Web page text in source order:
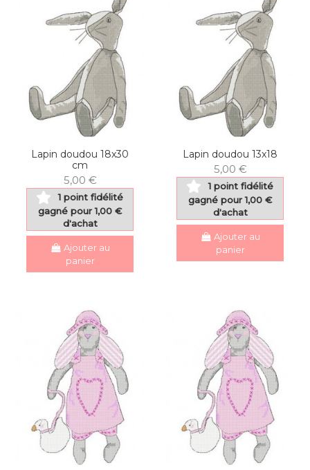
Lapin doudou 18x30
cm
5,00 €
1 point fidélité
gagné pour 1,00 €
d'achat
Ajouter au
panier
Lapin doudou 13x18
5,00 €
1 point fidélité
gagné pour 1,00 €
d'achat
Ajouter au
panier